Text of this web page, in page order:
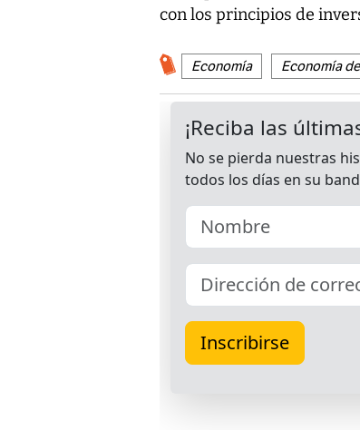
con los principios de
Economía Economía